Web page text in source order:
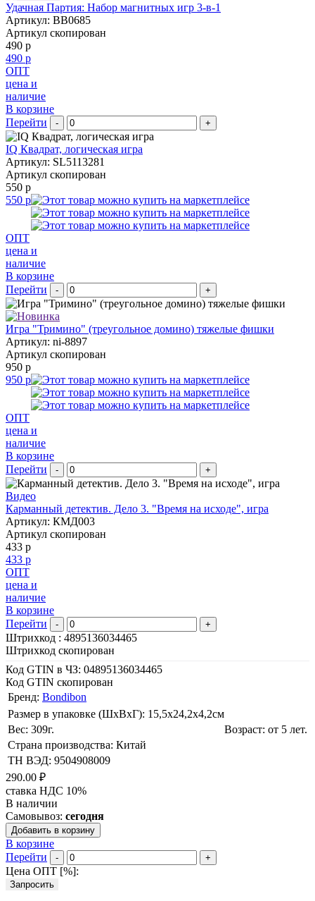
Удачная Партия: Набор магнитных игр 3-в-1
Артикул: BB0685
Артикул скопирован
490 р
490 р
ОПТ
цена и
наличие
В корзине
Перейти
- +
IQ Квадрат, логическая игра
Артикул: SL5113281
Артикул скопирован
550 р
550 р
ОПТ
цена и
наличие
В корзине
Перейти
- +
Игра "Тримино" (треугольное домино) тяжелые фишки
Артикул: ni-8897
Артикул скопирован
950 р
950 р
ОПТ
цена и
наличие
В корзине
Перейти
- +
Видео
Карманный детектив. Дело 3. "Время на исходе", игра
Артикул: КМД003
Артикул скопирован
433 р
433 р
ОПТ
цена и
наличие
В корзине
Перейти
- +
Штрихкод : 4895136034465
Штрихкод скопирован
Код GTIN в ЧЗ: 04895136034465
Код GTIN скопирован
Бренд: Bondibon
Размер в упаковке (ШхВxГ): 15,5х24,2х4,2cм
Вес: 309г.
Возраст: от 5 лет.
Страна производства: Китай
ТН ВЭД: 9504908009
290.00 ₽
ставка НДС 10%
В наличии
Самовывоз: сегодня
Добавить в корзину
В корзине
Перейти
- +
Цена ОПТ [%]:
Запросить